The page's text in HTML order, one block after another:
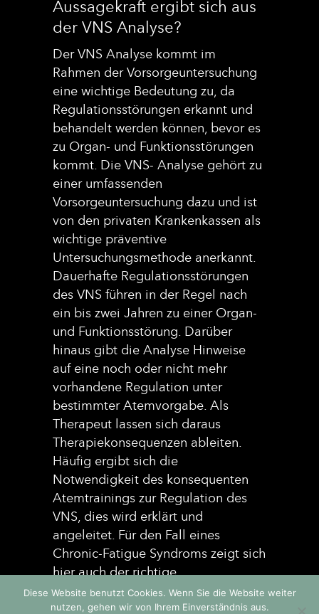
Aussagekraft ergibt sich aus
der VNS Analyse?
Der VNS Analyse kommt im
Rahmen der Vorsorgeuntersuchung
eine wichtige Bedeutung zu, da
Regulationsstörungen erkannt und
behandelt werden können, bevor es
zu Organ- und Funktionsstörungen
kommt. Die VNS- Analyse gehört zu
einer umfassenden
Vorsorgeuntersuchung dazu und ist
von den privaten Krankenkassen als
wichtige präventive
Untersuchungsmethode anerkannt.
Dauerhafte Regulationsstörungen
des VNS führen in der Regel nach
ein bis zwei Jahren zu einer Organ-
und Funktionsstörung. Darüber
hinaus gibt die Analyse Hinweise
auf eine noch oder nicht mehr
vorhandene Regulation unter
bestimmter Atemvorgabe. Als
Therapeut lassen sich daraus
Therapiekonsequenzen ableiten.
Häufig ergibt sich die
Notwendigkeit des konsequenten
Atemtrainings zur Regulation des
VNS, dies wird erklärt und
angeleitet. Für den Fall eines
Chronic-Fatigue Syndroms zeigt sich
hier auch der richtige
Therapieansatz, denn manchen
Menschen tut man extremes Unrecht
Diese Website benutzt Cookies. Wenn Sie die Website weiter
nutzen, gehen wir von Ihrem Einverständnis aus.